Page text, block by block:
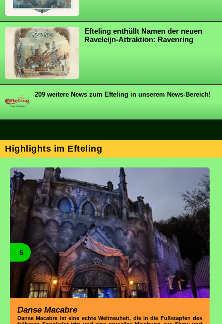
Efteling enthüllt Namen der neuen
Raveleijn-Attraktion: Ravenring
209 weitere News zum Efteling in unserem News-Bereich!
Highlights im Efteling
5
Danse Macabre
Danse Macabre ist eine echte Weltneuheit, die in die Fußstapfen des